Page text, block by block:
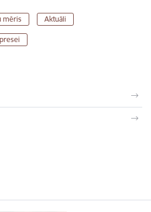
mēris Aktuāli